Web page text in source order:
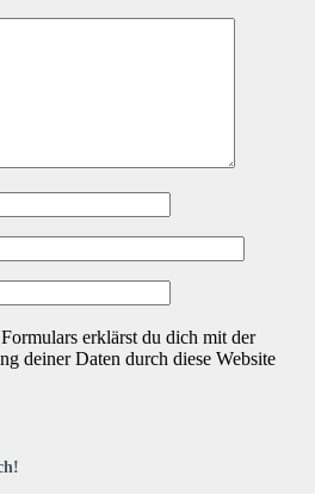
erklärst du dich mit der
deiner Daten durch diese Website